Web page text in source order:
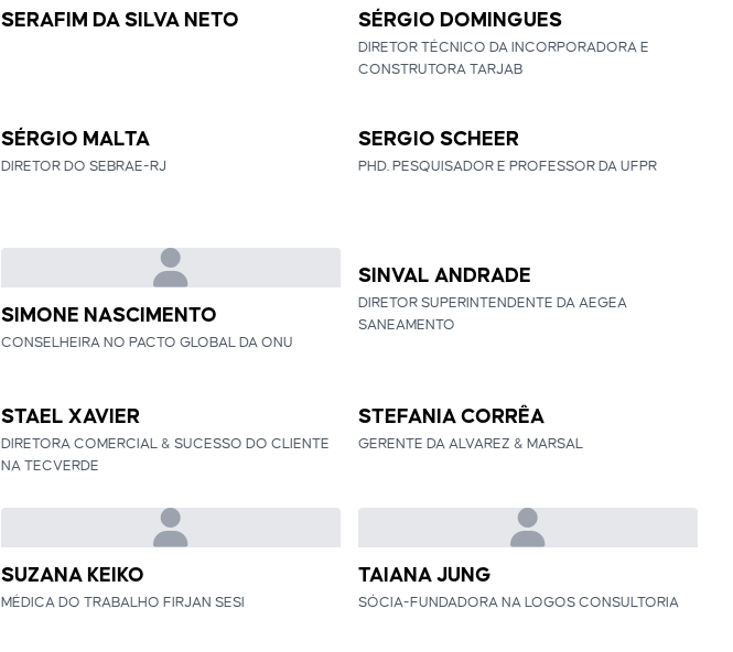
SERAFIM DA SILVA NETO SÉRGIO DOMINGUES
DIRETOR TÉCNICO DA INCORPORADORA E
CONSTRUTORA TARJAB
SÉRGIO MALTA
DIRETOR DO SEBRAE-RJ
SERGIO SCHEER
PHD. PESQUISADOR E PROFESSOR DA UFPR
SIMONE NASCIMENTO
CONSELHEIRA NO PACTO GLOBAL DA ONU
SINVAL ANDRADE
DIRETOR SUPERINTENDENTE DA AEGEA
SANEAMENTO
STAEL XAVIER
DIRETORA COMERCIAL & SUCESSO DO CLIENTE
NA TECVERDE
STEFANIA CORRÊA
GERENTE DA ALVAREZ & MARSAL
SUZANA KEIKO
MÉDICA DO TRABALHO FIRJAN SESI
TAIANA JUNG
SÓCIA-FUNDADORA NA LOGOS CONSULTORIA